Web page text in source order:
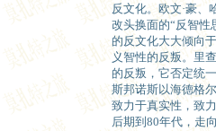
反文化。欧文·豪、
改头换面的“反智性
的反文化大大倾向
义智性的反叛。里
的反叛，它否定统
斯邦诺斯以海德格
致力于真实性，致
后期到80年代，走